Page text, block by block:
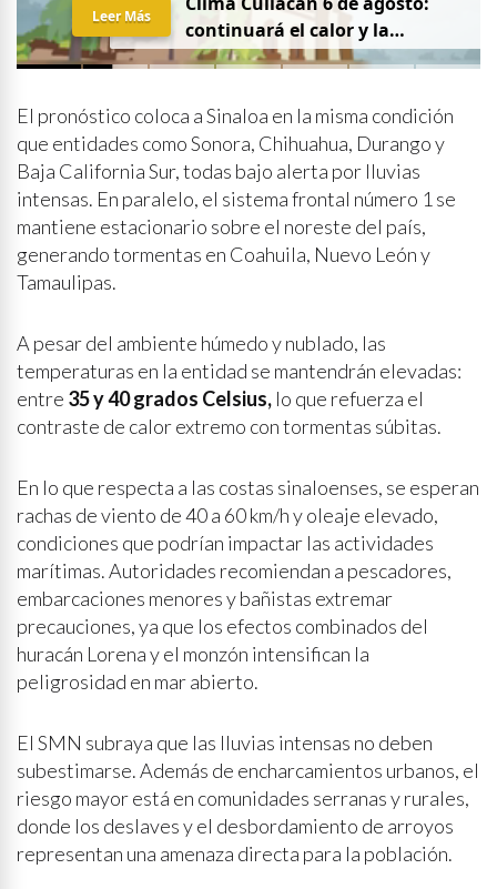
continuará el calor y la
probabilidad de lluvia
Leer Más
El pronóstico coloca a Sinaloa en la misma condición
que entidades como Sonora, Chihuahua, Durango y
Baja California Sur, todas bajo alerta por lluvias
intensas. En paralelo, el sistema frontal número 1 se
mantiene estacionario sobre el noreste del país,
generando tormentas en Coahuila, Nuevo León y
Tamaulipas.
A pesar del ambiente húmedo y nublado, las
temperaturas en la entidad se mantendrán elevadas:
entre 35 y 40 grados Celsius, lo que refuerza el
contraste de calor extremo con tormentas súbitas.
En lo que respecta a las costas sinaloenses, se esperan
rachas de viento de 40 a 60 km/h y oleaje elevado,
condiciones que podrían impactar las actividades
marítimas. Autoridades recomiendan a pescadores,
embarcaciones menores y bañistas extremar
precauciones, ya que los efectos combinados del
huracán Lorena y el monzón intensifican la
peligrosidad en mar abierto.
El SMN subraya que las lluvias intensas no deben
subestimarse. Además de encharcamientos urbanos, el
riesgo mayor está en comunidades serranas y rurales,
donde los deslaves y el desbordamiento de arroyos
representan una amenaza directa para la población.